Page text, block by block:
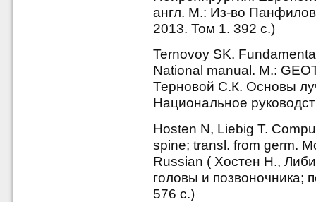
англ. М.: Из-во
2013. Том 1. 392 с.)
Ternovoy SK.
National manual. M.:
Терновой С.К. Основы
Национальное
Hosten N, Liebig T.
spine; transl. from germ.
Russian ( Хостен Н.,
головы и
576 с.)